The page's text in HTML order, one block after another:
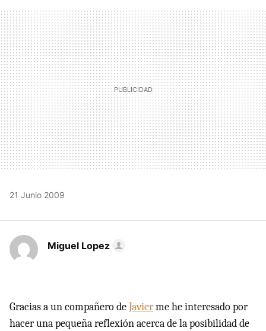
MAIL
21 Junio 2009
Miguel Lopez
Gracias a un compañero deJavierme he interesado por
hacer una pequeña reflexión acerca de la posibilidad de